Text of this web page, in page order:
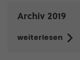
Archiv 2019
weiterlesen